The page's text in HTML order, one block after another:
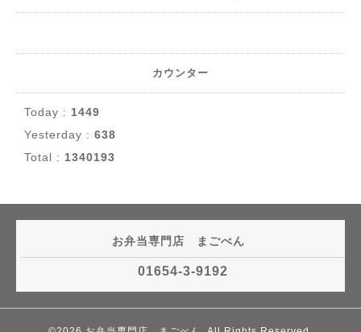
カウンター
Today : 1449
Yesterday : 638
Total : 1340193
お弁当専門店 まごべん
01654-3-9192